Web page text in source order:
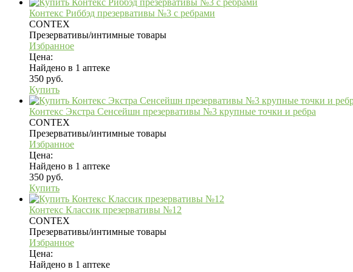
Контекс Риббэд презервативы №3 с ребрами
CONTEX
Презервативы/интимные товары
Избранное
Цена:
Найдено в 1 аптеке
350 руб.
Купить
Контекс Экстра Сенсейшн презервативы №3 крупные точки и ребра
CONTEX
Презервативы/интимные товары
Избранное
Цена:
Найдено в 1 аптеке
350 руб.
Купить
Контекс Классик презервативы №12
CONTEX
Презервативы/интимные товары
Избранное
Цена:
Найдено в 1 аптеке